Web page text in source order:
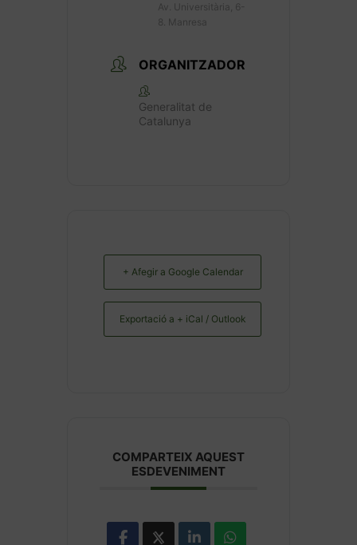
Av. Universitària, 6-
8. Manresa
ORGANITZADOR
Generalitat de
Catalunya
+ Afegir a Google Calendar
Exportació a + iCal / Outlook
COMPARTEIX AQUEST
ESDEVENIMENT